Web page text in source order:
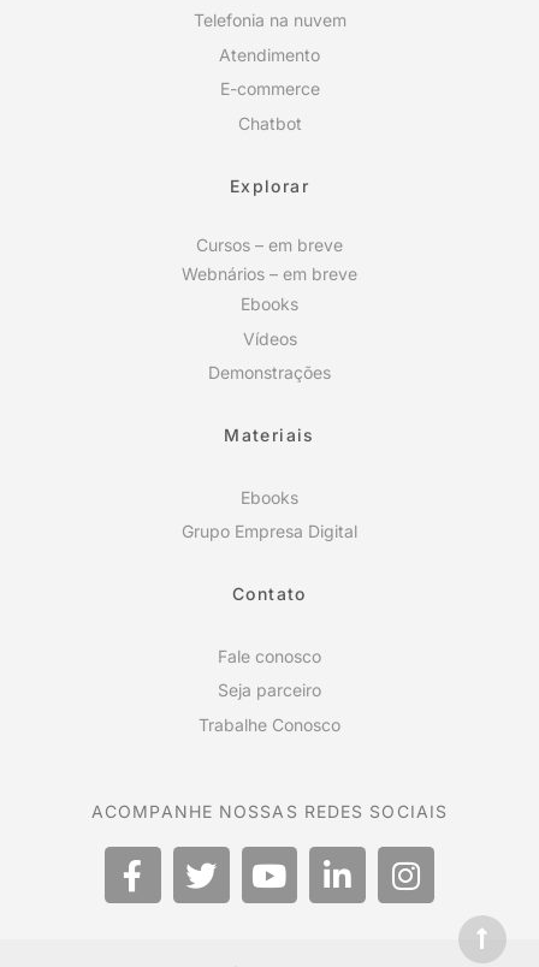
Telefonia na nuvem
Atendimento
E-commerce
Chatbot
Explorar
Cursos – em breve
Webnários – em breve
Ebooks
Vídeos
Demonstrações
Materiais
Ebooks
Grupo Empresa Digital
Contato
Fale conosco
Seja parceiro
Trabalhe Conosco
ACOMPANHE NOSSAS REDES SOCIAIS